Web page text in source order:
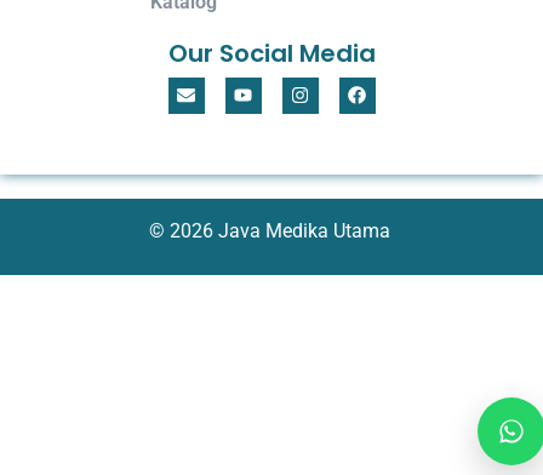
Our Social Media
© 2026 Java Medika Utama